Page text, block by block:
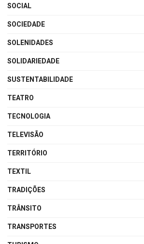
SOCIAL
SOCIEDADE
SOLENIDADES
SOLIDARIEDADE
SUSTENTABILIDADE
TEATRO
TECNOLOGIA
TELEVISÃO
TERRITÓRIO
TEXTIL
TRADIÇÕES
TRÂNSITO
TRANSPORTES